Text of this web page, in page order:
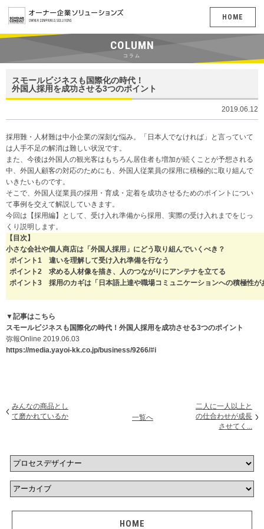
HOME
COLUMN
コラム
スモールビジネスも国際化の時代！
外国人採用を成功させる3つのポイント
2019.06.12
採用難・人材難は中小企業の深刻な悩み。「日本人でなければ」と言っていて
は人手不足の解消は難しい状況です。
また、今後は外国人の観光客はもちろん居住者も増加が続くことが予想される
中、外国人顧客の対応のためにも、外国人従業員の採用に積極的に取り組んで
いきたいものです。
そこで、外国人従業員の採用・育成・定着を成功させるためのポイントについ
て事例を交えて解説していきます。
今回は【採用編】として、受け入れ準備から採用、実際の受け入れまでをじっ
くり説明します。
【目次】
小さな会社や個人商店は「外国人採用」にどう取り組んでいくべき？
ポイント1 違いを理解して受け入れ準備を行なう
ポイント2 求める人材像を描き、人のつながりにアンテナを立てる
ポイント3 採用のカギは「日本語上達や職場コミュニケーションへの積極性が
▼記事はこちら
スモールビジネスも国際化の時代！外国人採用を成功させる3つのポイント
弥報Online 2019.06.03
https://media.yayoi-kk.co.jp/business/9266/#i
みんなの商品とし
て磨かれているか
一覧へ
二人に一人以上と
の仕合わせが成長
させてく...
HOME